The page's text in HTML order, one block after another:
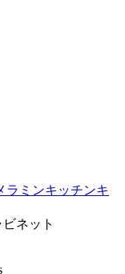
ラミンキッチンキ